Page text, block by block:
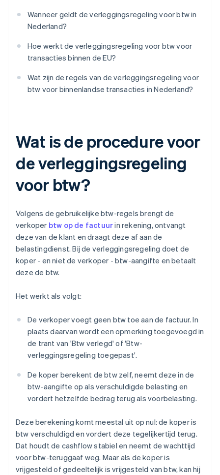
Wanneer geldt de verleggingsregeling voor btw in
Nederland?
Hoe werkt de verleggingsregeling voor btw voor
transacties binnen de EU?
Wat zijn de regels van de verleggingsregeling voor
btw voor binnenlandse transacties in Nederland?
Wat is de procedure voor
de verleggingsregeling
voor btw?
Volgens de gebruikelijke btw-regels brengt de
verkoper btw op de factuurin rekening, ontvangt
deze van de klant en draagt deze af aan de
belastingdienst. Bij de verleggingsregeling doet de
koper - en niet de verkoper - btw-aangifte en betaalt
deze de btw.
Het werkt als volgt:
De verkoper voegt geen btw toe aan de factuur. In
plaats daarvan wordt een opmerking toegevoegd in
de trant van 'Btw verlegd' of 'Btw-
verleggingsregeling toegepast'.
De koper berekent de btw zelf, neemt deze in de
btw-aangifte op als verschuldigde belasting en
vordert hetzelfde bedrag terug als voorbelasting.
Deze berekening komt meestal uit op nul: de koper is
btw verschuldigd en vordert deze tegelijkertijd terug.
Dat houdt de cashflow stabiel en neemt de wachttijd
voor btw-teruggaaf weg. Maar als de koper is
vrijgesteld of gedeeltelijk is vrijgesteld van btw, kan hij